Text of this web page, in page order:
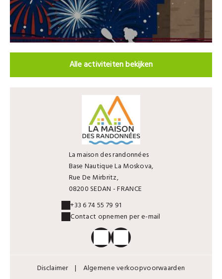
Alle activiteiten bekijken
La maison des randonnées
Base Nautique La Moskova,
Rue De Mirbritz,
08200 SEDAN - FRANCE
+33 6 74 55 79 91
Contact opnemen per e-mail
Disclaimer | Algemene verkoopvoorwaarden